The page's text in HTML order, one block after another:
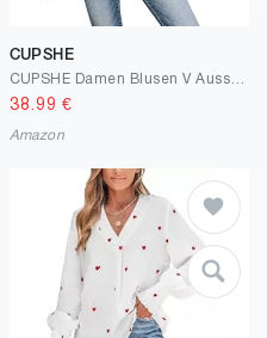
CUPSHE
CUPSHE Damen Blusen V Ausschnitt Liebesherz Stickerei Langarm Volants Rüschen Oberteile Elegant Hemd Top Shirts
38.99 €
Amazon